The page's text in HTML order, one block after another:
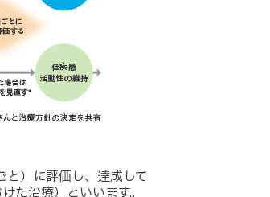
）に評価し、達成して
治療）といいます。